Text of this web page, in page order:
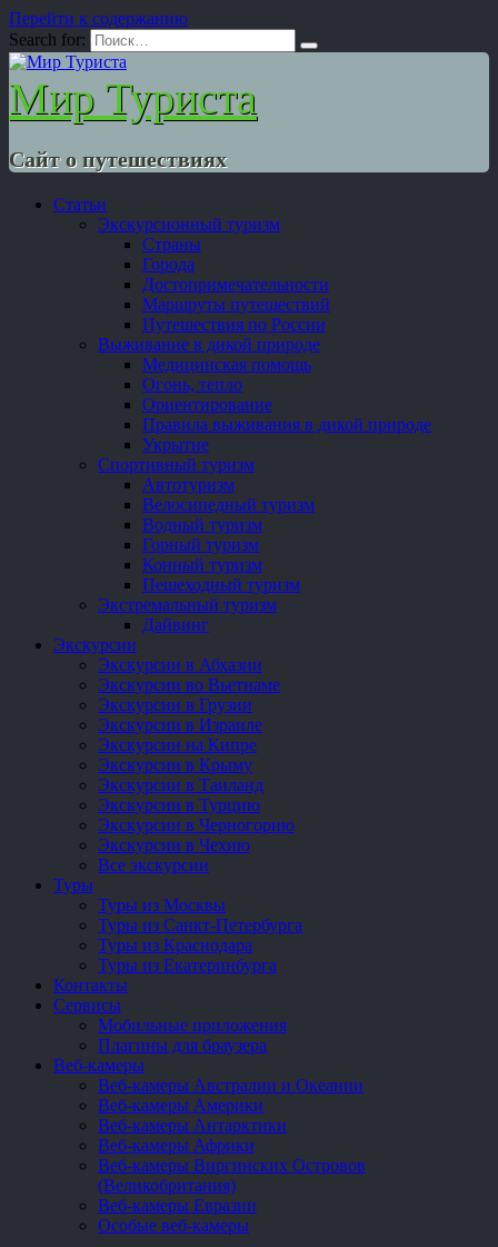
Перейти к содержанию
Search for:
Мир Туриста
Сайт о путешествиях
Статьи
Экскурсионный туризм
Страны
Города
Достопримечательности
Маршруты путешествий
Путешествия по России
Выживание в дикой природе
Медицинская помощь
Огонь, тепло
Ориентирование
Правила выживания в дикой природе
Укрытие
Спортивный туризм
Автотуризм
Велосипедный туризм
Водный туризм
Горный туризм
Конный туризм
Пешеходный туризм
Экстремальный туризм
Дайвинг
Экскурсии
Экскурсии в Абхазии
Экскурсии во Вьетнаме
Экскурсии в Грузии
Экскурсии в Израиле
Экскурсии на Кипре
Экскурсии в Крыму
Экскурсии в Таиланд
Экскурсии в Турцию
Экскурсии в Черногорию
Экскурсии в Чехию
Все экскурсии
Туры
Туры из Москвы
Туры из Санкт-Петербурга
Туры из Краснодара
Туры из Екатеринбурга
Контакты
Сервисы
Мобильные приложения
Плагины для браузера
Веб-камеры
Веб-камеры Австралии и Океании
Веб-камеры Америки
Веб-камеры Антарктики
Веб-камеры Африки
Веб-камеры Виргинских Островов
(Великобритания)
Веб-камеры Евразии
Особые веб-камеры